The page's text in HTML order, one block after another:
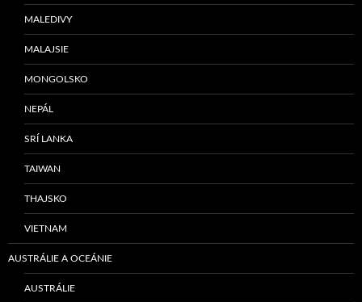
MALEDIVY
MALAJSIE
MONGOLSKO
NEPÁL
SRÍ LANKA
TAIWAN
THAJSKO
VIETNAM
AUSTRÁLIE A OCEÁNIE
AUSTRÁLIE